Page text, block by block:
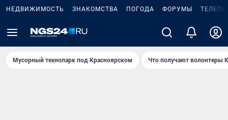
НЕДВИЖИМОСТЬ ЗНАКОМСТВА ПОГОДА ФОРУМЫ
Мусорный технопарк под Крaсноярском Что получают волонтеры